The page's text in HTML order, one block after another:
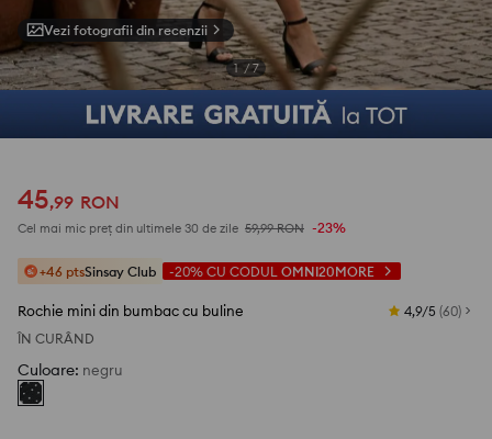
Vezi fotografii din recenzii
1 /7
45,99 RON
Cel mai mic preț din ultimele 30 de zile 59,99 RON -23%
+46 ptsSinsay Club -20% CU CODUL OMNI20MORE
Rochie mini din bumbac cu buline 4,9/5 (60)
ÎN CURÂND
Culoare: negru